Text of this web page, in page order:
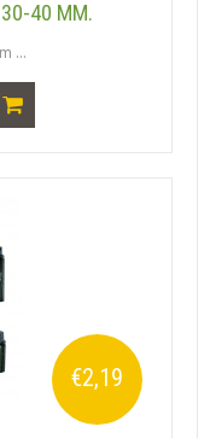
30-40 MM.
...
€2,19